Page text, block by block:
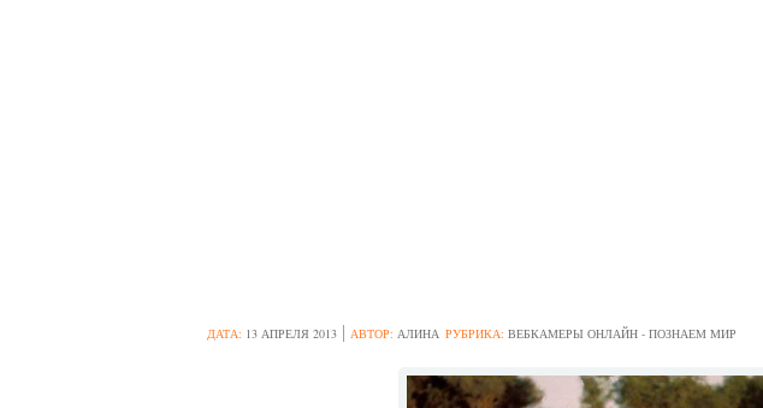
ДАТА: 13 АПРЕЛЯ 2013 АВТОР: АЛИНА РУБРИКА: ВЕБКАМЕРЫ ОНЛАЙН - ПОЗНАЕМ МИР